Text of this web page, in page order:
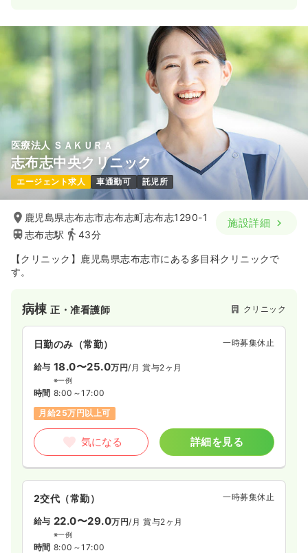
医療法人 ＳＡＫＵＲＡ
志布志中央クリニック
エージェント求人 車通勤可 託児所
鹿児島県志布志市志布志町志布志1290-1
志布志駅
43分
施設詳細
【クリニック】鹿児島県志布志市にある多目科クリニックで
す。
病棟正・准看護師 クリニック
日勤のみ（常勤） 一時募集休止
給与 18.0〜25.0万円/月 賞与2ヶ月
※一例
時間 8:00～17:00
月給25万円以上可
気になる 詳細を見る
2交代（常勤） 一時募集休止
給与 22.0〜29.0万円/月 賞与2ヶ月
※一例
時間 8:00～17:00